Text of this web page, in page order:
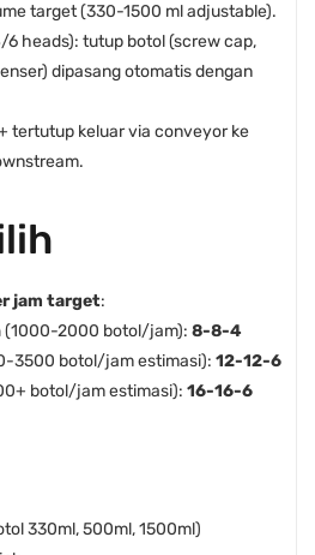
target (330-1500 ml adjustable).
6 heads): tutup botol (screw cap,
dipasang otomatis dengan
tertutup keluar via conveyor ke
jam target:
(1000-2000 botol/jam): 8-8-4
3500 botol/jam estimasi): 12-12-6
botol/jam estimasi): 16-16-6
330ml, 500ml, 1500ml)